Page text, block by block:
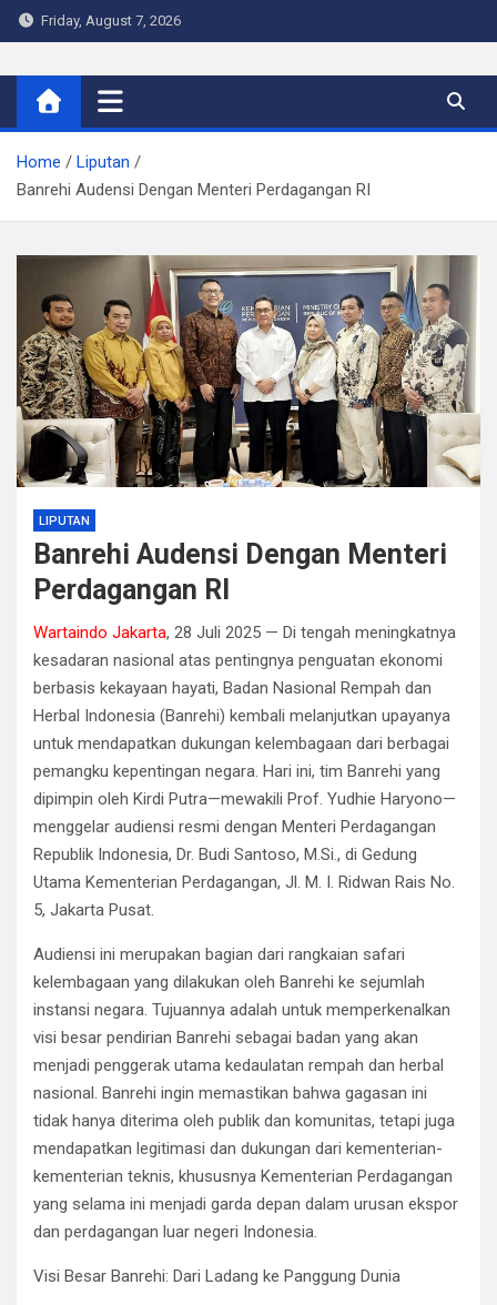
Skip
to
Friday, August 7, 2026
Warta Indo
Home
Liputan
Banrehi Audensi Dengan Menteri Perdagangan RI
LIPUTAN
Banrehi Audensi Dengan Menteri
Perdagangan RI
Wartaindo Jakarta, 28 Juli 2025 — Di tengah meningkatnya
kesadaran nasional atas pentingnya penguatan ekonomi
berbasis kekayaan hayati, Badan Nasional Rempah dan
Herbal Indonesia (Banrehi) kembali melanjutkan upayanya
untuk mendapatkan dukungan kelembagaan dari berbagai
pemangku kepentingan negara. Hari ini, tim Banrehi yang
dipimpin oleh Kirdi Putra—mewakili Prof. Yudhie Haryono—
menggelar audiensi resmi dengan Menteri Perdagangan
Republik Indonesia, Dr. Budi Santoso, M.Si., di Gedung
Utama Kementerian Perdagangan, Jl. M. I. Ridwan Rais No.
5, Jakarta Pusat.
Audiensi ini merupakan bagian dari rangkaian safari
kelembagaan yang dilakukan oleh Banrehi ke sejumlah
instansi negara. Tujuannya adalah untuk memperkenalkan
visi besar pendirian Banrehi sebagai badan yang akan
menjadi penggerak utama kedaulatan rempah dan herbal
nasional. Banrehi ingin memastikan bahwa gagasan ini
tidak hanya diterima oleh publik dan komunitas, tetapi juga
mendapatkan legitimasi dan dukungan dari kementerian-
kementerian teknis, khususnya Kementerian Perdagangan
yang selama ini menjadi garda depan dalam urusan ekspor
dan perdagangan luar negeri Indonesia.
Visi Besar Banrehi: Dari Ladang ke Panggung Dunia